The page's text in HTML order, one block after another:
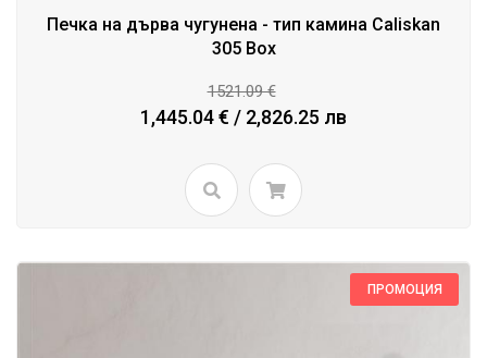
Печка на дърва чугунена - тип камина Caliskan
305 Box
1521.09 €
1,445.04 € / 2,826.25 лв
ПРОМОЦИЯ